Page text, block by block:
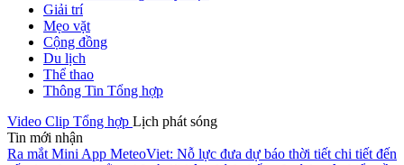
Giải trí
Mẹo vặt
Cộng đồng
Du lịch
Thể thao
Thông Tin Tổng hợp
Video Clip Tổng hợp Lịch phát sóng
Tin mới nhận
Ra mắt Mini App MeteoViet: Nỗ lực đưa dự báo thời tiết chi tiết đến